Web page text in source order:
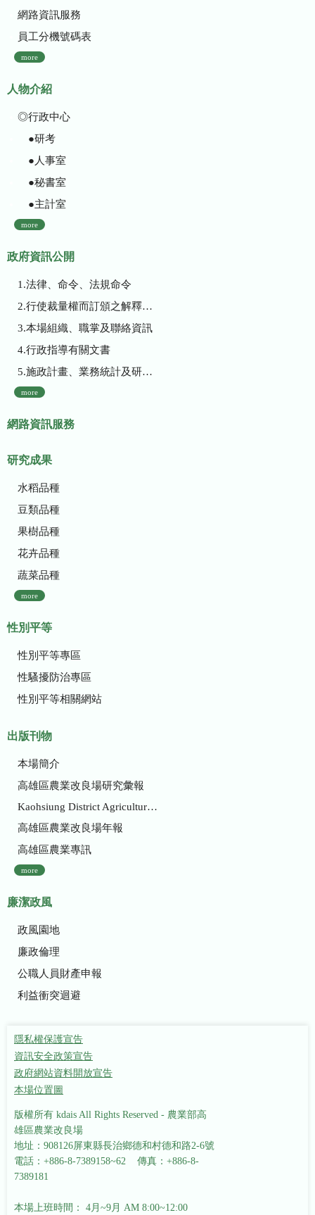
網路資訊服務
員工分機號碼表
more
人物介紹
◎行政中心
●研考
●人事室
●秘書室
●主計室
more
政府資訊公開
1.法律、命令、法規命令
2.行使裁量權而訂頒之解釋性規定及裁量基準
3.本場組織、職掌及聯絡資訊
4.行政指導有關文書
5.施政計畫、業務統計及研究報告
more
網路資訊服務
研究成果
水稻品種
豆類品種
果樹品種
花卉品種
蔬菜品種
more
性別平等
性別平等專區
性騷擾防治專區
性別平等相關網站
出版刊物
本場簡介
高雄區農業改良場研究彙報
Kaohsiung District Agricultural Research and Extension Station
高雄區農業改良場年報
高雄區農業專訊
more
廉潔政風
政風園地
廉政倫理
公職人員財產申報
利益衝突迴避
隱私權保護宣告
資訊安全政策宣告
政府網站資料開放宣告
本場位置圖
版權所有 kdais All Rights Reserved - 農業部高
雄區農業改良場
地址：908126屏東縣長治鄉德和村德和路2-6號
電話：+886-8-7389158~62 傳真：+886-8-
7389181
本場上班時間： 4月~9月 AM 8:00~12:00